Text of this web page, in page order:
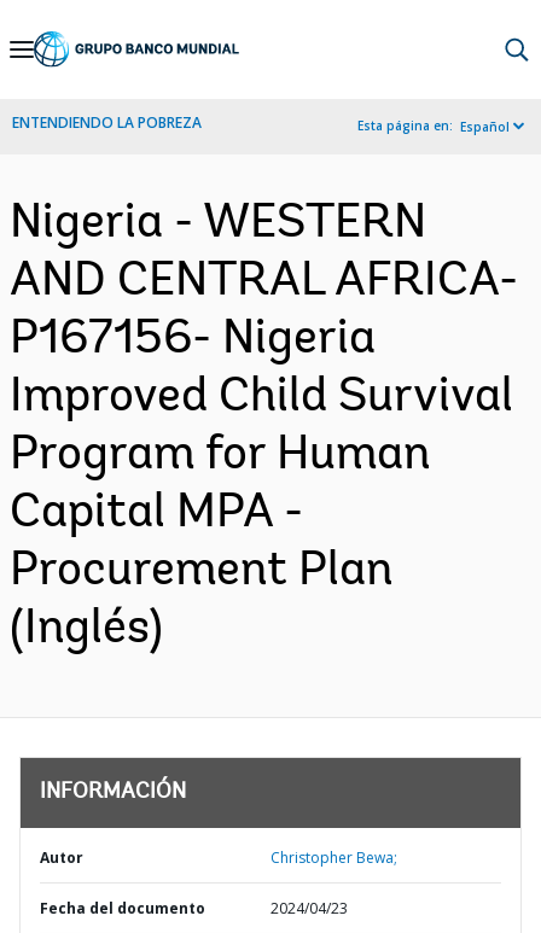
Skip
Navigation
ENTENDIENDO LA POBREZA Esta página en: Español
Nigeria - WESTERN
AND CENTRAL AFRICA-
P167156- Nigeria
Improved Child Survival
Program for Human
Capital MPA -
Procurement Plan
(Inglés)
INFORMACIÓN
Autor Christopher Bewa;
Fecha del documento 2024/04/23